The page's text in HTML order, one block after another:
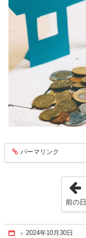
entry1044
パーマリンク
前の日
Home
2024年10月30日